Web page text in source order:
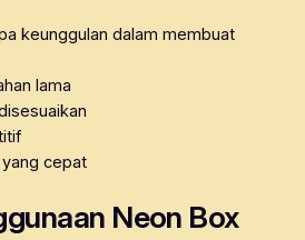
keunggulan dalam membuat
lama
cepat
Neon Box